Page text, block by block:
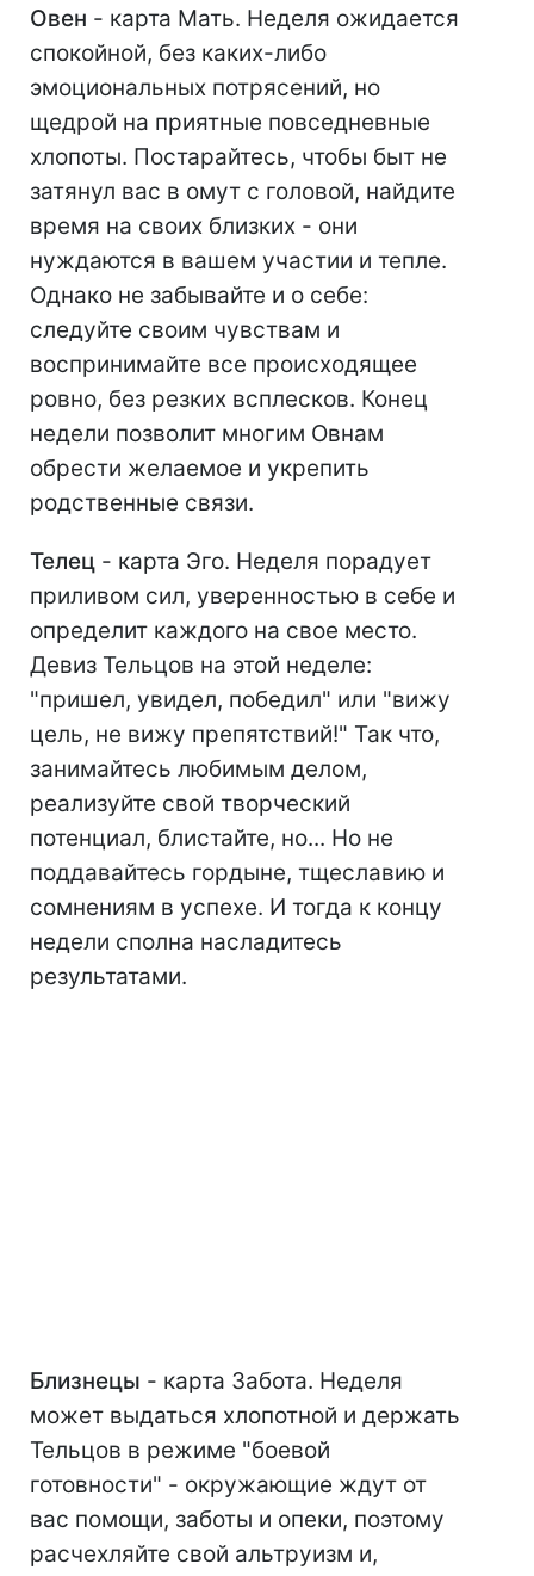
Овен - карта Мать. Неделя ожидается
спокойной, без каких-либо
эмоциональных потрясений, но
щедрой на приятные повседневные
хлопоты. Постарайтесь, чтобы быт не
затянул вас в омут с головой, найдите
время на своих близких - они
нуждаются в вашем участии и тепле.
Однако не забывайте и о себе:
следуйте своим чувствам и
воспринимайте все происходящее
ровно, без резких всплесков. Конец
недели позволит многим Овнам
обрести желаемое и укрепить
родственные связи.
Телец - карта Эго. Неделя порадует
приливом сил, уверенностью в себе и
определит каждого на свое место.
Девиз Тельцов на этой неделе:
"пришел, увидел, победил" или "вижу
цель, не вижу препятствий!" Так что,
занимайтесь любимым делом,
реализуйте свой творческий
потенциал, блистайте, но... Но не
поддавайтесь гордыне, тщеславию и
сомнениям в успехе. И тогда к концу
недели сполна насладитесь
результатами.
Близнецы - карта Забота. Неделя
может выдаться хлопотной и держать
Тельцов в режиме "боевой
готовности" - окружающие ждут от
вас помощи, заботы и опеки, поэтому
расчехляйте свой альтруизм и,